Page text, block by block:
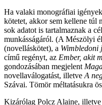
Ha valaki monográfiai
kötetet, akkor sem kellene túl
sok adatot is tartalmaznak a
munkásságáról. (A Mészölyi
(novelláskötet), a Wimbledoni
című regényt, az Ember, akit
gondozásában megjelent
novellaválogatást, illetve A
Szávai. Tömör méltatásukra
Kizárólag Polcz Alaine,